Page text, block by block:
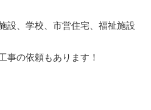
設、学校、市営住宅、福祉施設
事の依頼もあります！